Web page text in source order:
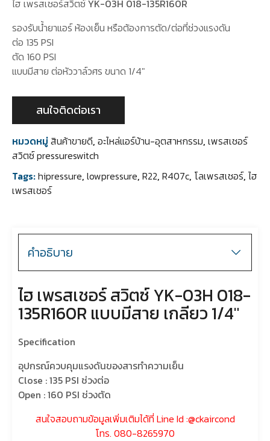
ไฮ เพรสเชอร์สวิตซ์YK-03H 018-135R160R
รองรับน้ำยาแอร์ ห้องเย็น หรือต้องการตัด/ต่อที่ช่วงแรงดัน
ต่อ 135 PSI
ตัด 160 PSI
แบบมีสาย ต่อหัววาล์วศร ขนาด 1/4″
สนใจติดต่อเรา
หมวดหมู่สินค้าขายดี, อะไหล่แอร์บ้าน-อุตสาหกรรม, เพรสเชอร์
สวิตซ์ pressureswitch
Tags:hipressure, lowpressure, R22, R407c, โลเพรสเชอร์, ไฮ
เพรสเชอร์
คำอธิบาย
ไฮ เพรสเชอร์ สวิตซ์ YK-03H 018-
135R160R แบบมีสาย เกลียว 1/4″
Specification
อุปกรณ์ควบคุมแรงดันของสารทำความเย็น
Close : 135 PSI ช่วงต่อ
Open : 160 PSI ช่วงตัด
สนใจสอบถามข้อมูลเพิ่มเติมได้ที่ Line Id :@ckaircond
โทร. 080-8265970